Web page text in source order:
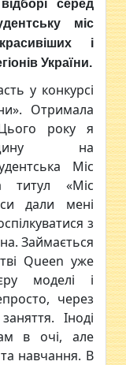
серед
міс
і
України.
у конкурсі
Отримала
року я
на
Міс
титул «Міс
дали мені
з
Займається
Queen уже
моделі і
через
Іноді
в очі, але
навчання. В